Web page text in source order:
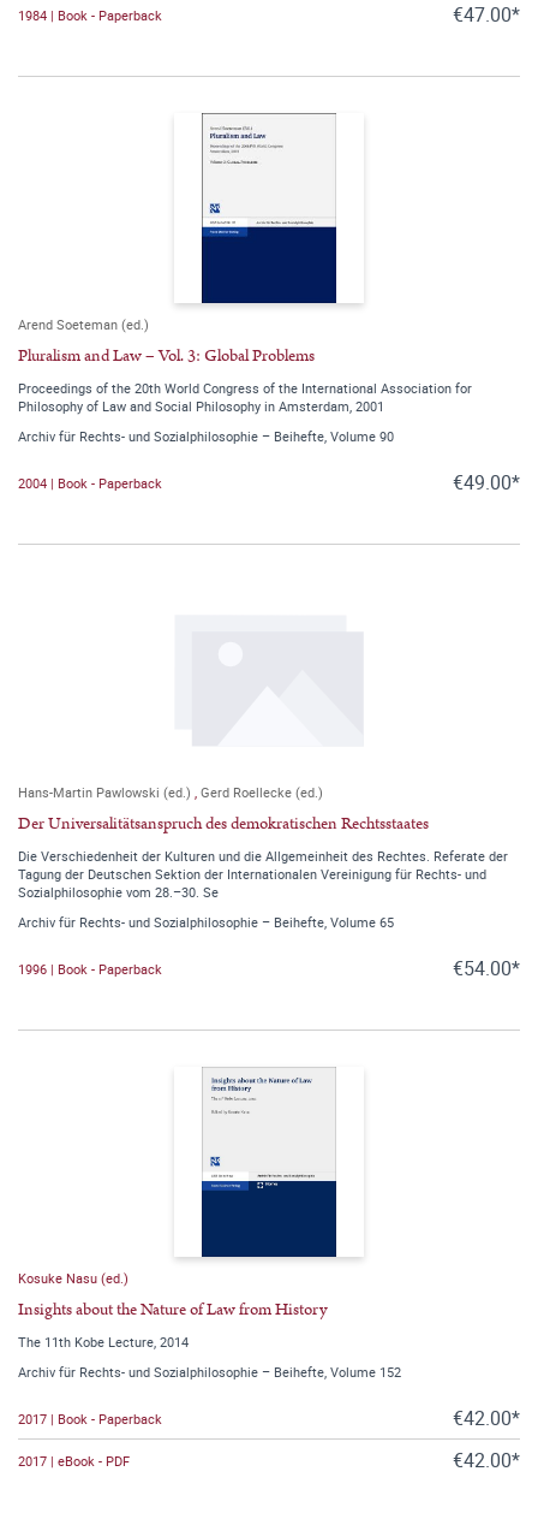
1984 | Book - Paperback €47.00*
Arend Soeteman (ed.)
Pluralism and Law – Vol. 3: Global Problems
Proceedings of the 20th World Congress of the International Association for
Philosophy of Law and Social Philosophy in Amsterdam, 2001
Archiv für Rechts- und Sozialphilosophie – Beihefte, Volume 90
2004 | Book - Paperback €49.00*
Hans-Martin Pawlowski (ed.) , Gerd Roellecke (ed.)
Der Universalitätsanspruch des demokratischen Rechtsstaates
Die Verschiedenheit der Kulturen und die Allgemeinheit des Rechtes. Referate der
Tagung der Deutschen Sektion der Internationalen Vereinigung für Rechts- und
Sozialphilosophie vom 28.–30. Se
Archiv für Rechts- und Sozialphilosophie – Beihefte, Volume 65
1996 | Book - Paperback €54.00*
Kosuke Nasu (ed.)
Insights about the Nature of Law from History
The 11th Kobe Lecture, 2014
Archiv für Rechts- und Sozialphilosophie – Beihefte, Volume 152
2017 | Book - Paperback €42.00*
2017 | eBook - PDF €42.00*